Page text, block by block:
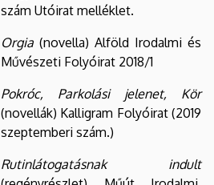
szám Utóirat melléklet.
Orgia (novella) Alföld Irodalmi és
Művészeti Folyóirat 2018/1
Pokróc, Parkolási jelenet, Kör
(novellák) Kalligram Folyóirat (2019
szeptemberi szám.)
Rutinlátogatásnak indult